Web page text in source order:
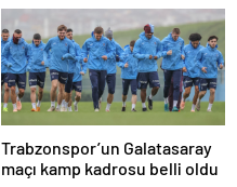
Trabzonspor’un Galatasaray
maçı kamp kadrosu belli oldu